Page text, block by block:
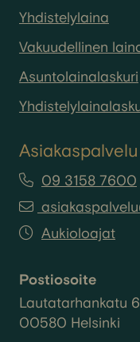
Yhdistelylaina
Vakuudellinen
Asuntolainalaskuri
Asiakaspalvelu
09 3158 7600
Aukioloajat
Postiosoite
Lautatarhankatu 6
00580 Helsinki